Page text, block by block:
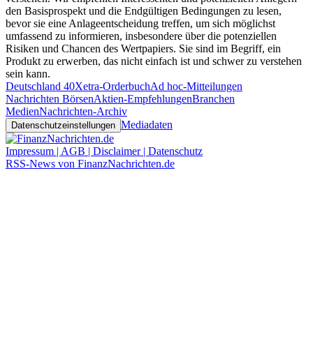
den Basisprospekt und die Endgültigen Bedingungen zu lesen,
bevor sie eine Anlageentscheidung treffen, um sich möglichst
umfassend zu informieren, insbesondere über die potenziellen
Risiken und Chancen des Wertpapiers. Sie sind im Begriff, ein
Produkt zu erwerben, das nicht einfach ist und schwer zu verstehen
sein kann.
Deutschland 40Xetra-OrderbuchAd hoc-Mitteilungen
Nachrichten BörsenAktien-EmpfehlungenBranchen
MedienNachrichten-Archiv
Datenschutzeinstellungen Mediadaten
Impressum | AGB | Disclaimer | Datenschutz
RSS-News von FinanzNachrichten.de